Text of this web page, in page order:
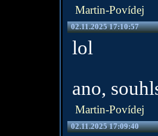
Martin-Povídej
02.11.2025 17:10:57
lol
ano,
Martin-Povídej
02.11.2025 17:09:40